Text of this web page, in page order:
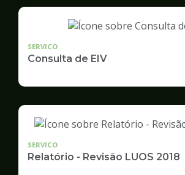
SERVICO
Consulta de EIV
SERVICO
Relatório - Revisão LUOS 2018